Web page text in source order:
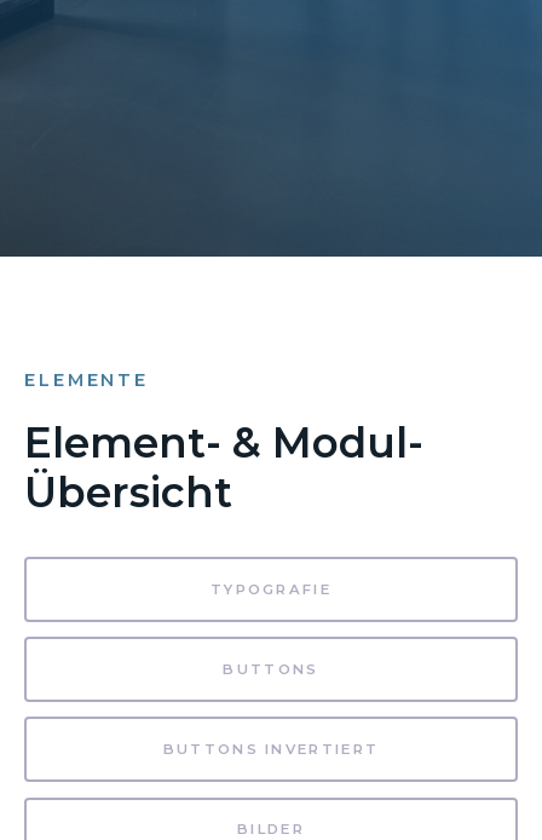
ELEMENTE
Element- & Modul-
Übersicht
TYPOGRAFIE
BUTTONS
BUTTONS INVERTIERT
BILDER